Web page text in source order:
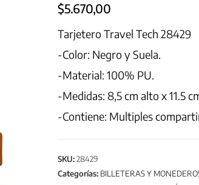
$5.670,00
Tarjetero Travel Tech 28429
-Color: Negro y Suela.
-Material: 100% PU.
-Medidas: 8,5 cm alto x 11.5
-Contiene: Multiples
SKU:28429
Categorías: BILLETERAS Y